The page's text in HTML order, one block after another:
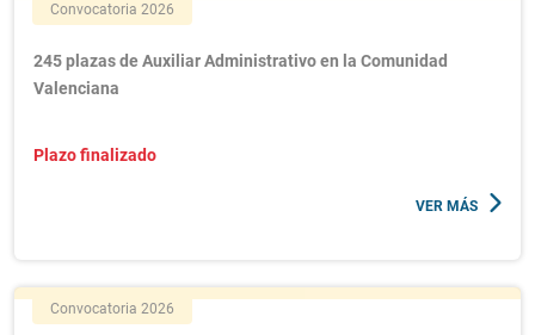
Convocatoria 2026
245 plazas de Auxiliar Administrativo en la Comunidad
Valenciana
Plazo finalizado
VER MÁS
Convocatoria 2026